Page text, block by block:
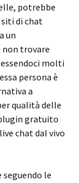
potrebbe
di chat
un
trovare
molti
persona è
a
qualità delle
gratuito
chat dal vivo
le